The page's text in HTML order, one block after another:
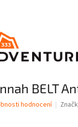
BELT
hodnocení